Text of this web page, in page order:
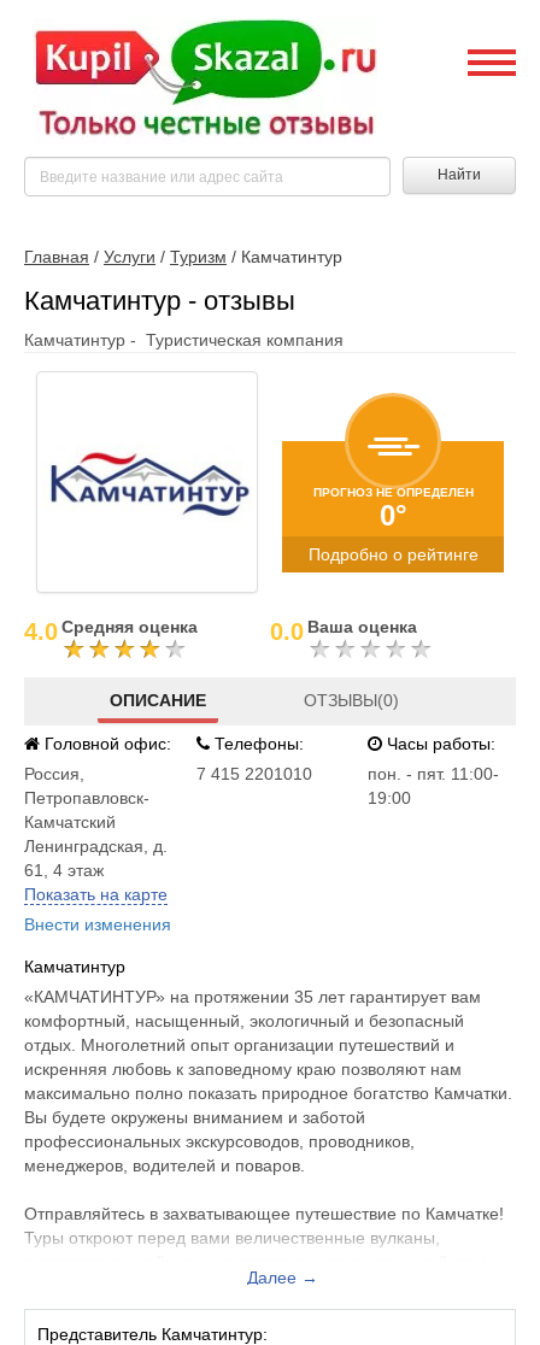
Найти
Главная / Услуги / Туризм / Камчатинтур
Камчатинтур - отзывы
Камчатинтур - Туристическая компания
ПРОГНОЗ НЕ ОПРЕДЕЛЕН
0°
Подробно о рейтинге
4.0Средняя оценка 0.0 Ваша оценка
ОПИСАНИЕ ОТЗЫВЫ(0)
Головной офис:
Россия
Петропавловск-
Камчатский
Ленинградская, д.
61, 4 этаж
Показать на карте
Внести изменения
Телефоны:
7 415 2201010
Часы работы:
пон. - пят. 11:00-
19:00
Камчатинтур
«КАМЧАТИНТУР» на протяжении 35 лет гарантирует вам
комфортный, насыщенный, экологичный и безопасный
отдых. Многолетний опыт организации путешествий и
искренняя любовь к заповедному краю позволяют нам
максимально полно показать природное богатство Камчатки.
Вы будете окружены вниманием и заботой
профессиональных экскурсоводов, проводников,
менеджеров, водителей и поваров.
Отправляйтесь в захватывающее путешествие по Камчатке!
Туры откроют перед вами величественные вулканы,
Это край удивительных контрастов, где каждый найдет что-то
для себя: от активного отдыха до спокойного наслаждения
видами. Позвольте себе влюбиться в удивительный край и
Далее →
Представитель Камчатинтур: